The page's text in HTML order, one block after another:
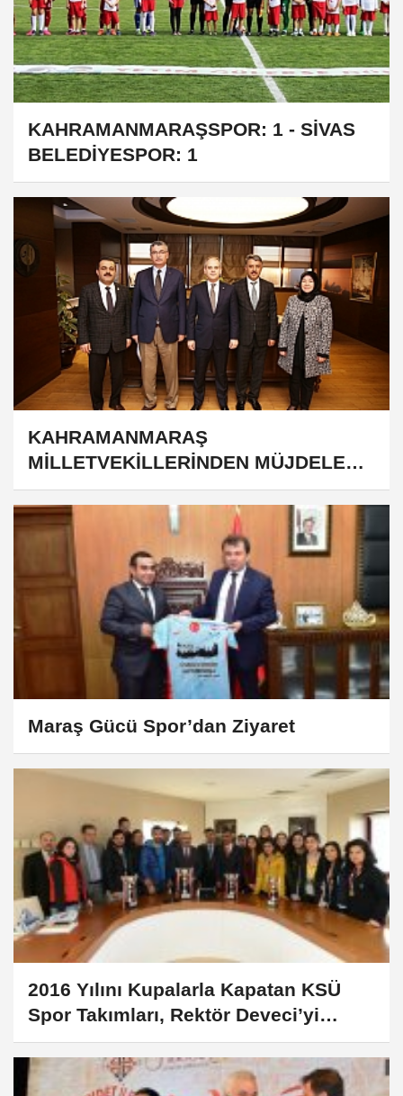
KAHRAMANMARAŞSPOR: 1 - SİVAS
BELEDİYESPOR: 1
​​​​​​​KAHRAMANMARAŞ
MİLLETVEKİLLERİNDEN MÜJDELER
VAR...
Maraş Gücü Spor’dan Ziyaret
2016 Yılını Kupalarla Kapatan KSÜ
Spor Takımları, Rektör Deveci’yi
Ziyaret Etti